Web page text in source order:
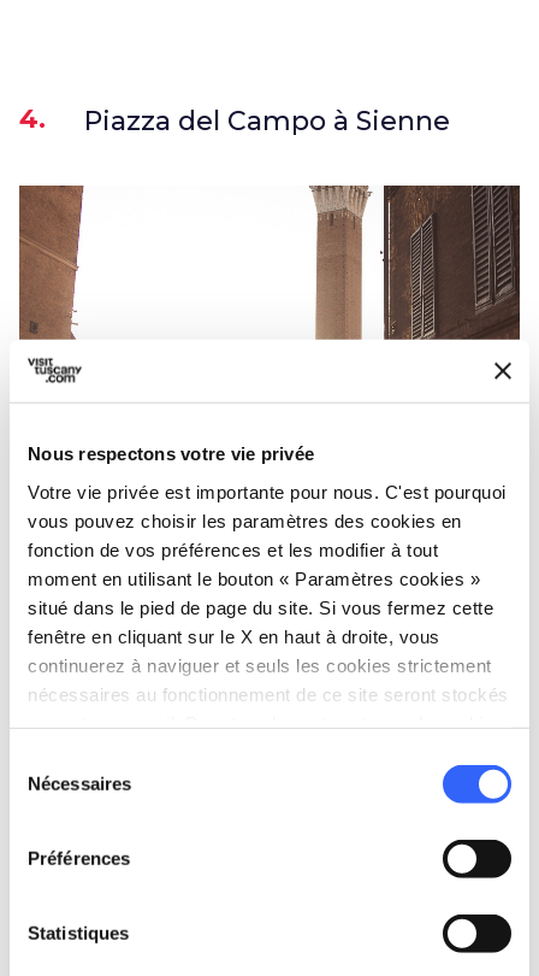
Nous respectons votre vie privée
Votre vie privée est importante pour nous. C'est pourquoi
vous pouvez choisir les paramètres des cookies en
fonction de vos préférences et les modifier à tout
moment en utilisant le bouton « Paramètres cookies »
situé dans le pied de page du site. Si vous fermez cette
fenêtre en cliquant sur le X en haut à droite, vous
continuerez à naviguer et seuls les cookies strictement
nécessaires au fonctionnement de ce site seront stockés
Nécessaires
Préférences
Statistiques
4. Piazza del Campo à Sienne
Piazza del Campo à Sienne - Credit:What if we
walked?
Saviez-vous que la ville historique deSienne
se trouve sur la Via Francigena ? Ou, plus
excitant encore, que l'itinéraire passe par la
Piazza del Campo, la célèbre place en forme
chevaux du Palio de Sienne ? Faites coïncider
chaque année en juillet et août) et vous
course sur la place. Ou simplement marcher le
long du périmètre de la place, en imaginant le